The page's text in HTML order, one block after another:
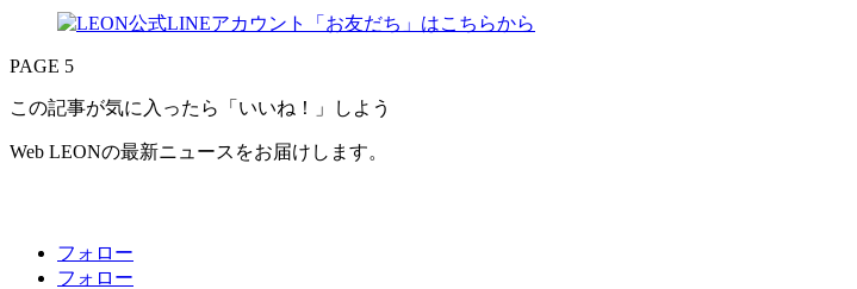
PAGE 5
この記事が気に入ったら「いいね！」しよう
Web LEONの最新ニュースをお届けします。
フォロー
フォロー